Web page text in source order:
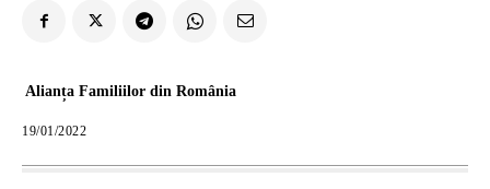
Alianța Familiilor din România
19/01/2022